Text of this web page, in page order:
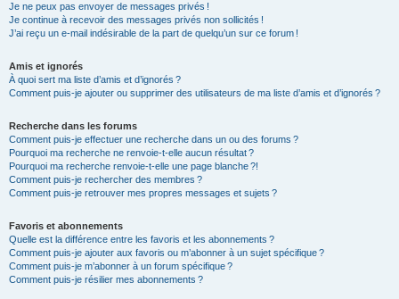
Je ne peux pas envoyer de messages privés !
Je continue à recevoir des messages privés non sollicités !
J’ai reçu un e-mail indésirable de la part de quelqu’un sur ce forum !
Amis et ignorés
À quoi sert ma liste d’amis et d’ignorés ?
Comment puis-je ajouter ou supprimer des utilisateurs de ma liste d’amis et d’ignorés ?
Recherche dans les forums
Comment puis-je effectuer une recherche dans un ou des forums ?
Pourquoi ma recherche ne renvoie-t-elle aucun résultat ?
Pourquoi ma recherche renvoie-t-elle une page blanche ?!
Comment puis-je rechercher des membres ?
Comment puis-je retrouver mes propres messages et sujets ?
Favoris et abonnements
Quelle est la différence entre les favoris et les abonnements ?
Comment puis-je ajouter aux favoris ou m’abonner à un sujet spécifique ?
Comment puis-je m’abonner à un forum spécifique ?
Comment puis-je résilier mes abonnements ?